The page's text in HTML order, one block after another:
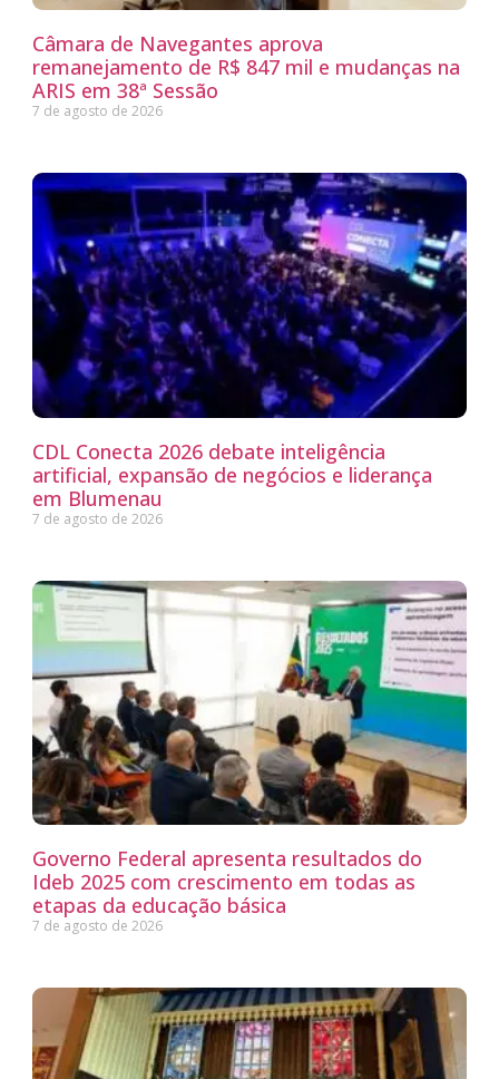
Câmara de Navegantes aprova
remanejamento de R$ 847 mil e mudanças na
ARIS em 38ª Sessão
7 de agosto de 2026
CDL Conecta 2026 debate inteligência
artificial, expansão de negócios e liderança
em Blumenau
7 de agosto de 2026
Governo Federal apresenta resultados do
Ideb 2025 com crescimento em todas as
etapas da educação básica
7 de agosto de 2026